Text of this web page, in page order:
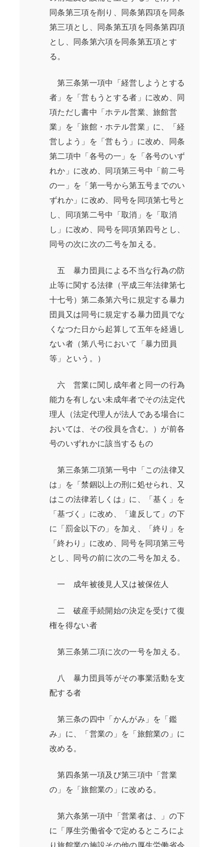
同条第三項を削り、同条第四項を同条
第三項とし、同条第五項を同条第四項
とし、同条第六項を同条第五項とす
る。
第三条第一項中「経営しようとする
者」を「営もうとする者」に改め、同
項ただし書中「ホテル営業、旅館営
業」を「旅館・ホテル営業」に、「経
営しよう」を「営もう」に改め、同条
第二項中「各号の一」を「各号のいず
れか」に改め、同項第三号中「前二号
の一」を「第一号から第五号までのい
ずれか」に改め、同号を同項第七号と
し、同項第二号中「取消」を「取消
し」に改め、同号を同項第四号とし、
同号の次に次の二号を加える。
五 暴力団員による不当な行為の防
止等に関する法律（平成三年法律第七
十七号）第二条第六号に規定する暴力
団員又は同号に規定する暴力団員でな
くなつた日から起算して五年を経過し
ない者（第八号において「暴力団員
等」という。）
六 営業に関し成年者と同一の行為
能力を有しない未成年者でその法定代
理人（法定代理人が法人である場合に
おいては、その役員を含む。）が前各
号のいずれかに該当するもの
第三条第二項第一号中「この法律又
は」を「禁錮以上の刑に処せられ、又
はこの法律若しくは」に、「基く」を
「基づく」に改め、「違反して」の下
に「罰金以下の」を加え、「終り」を
「終わり」に改め、同号を同項第三号
とし、同号の前に次の二号を加える。
一 成年被後見人又は被保佐人
二 破産手続開始の決定を受けて復
権を得ない者
第三条第二項に次の一号を加える。
八 暴力団員等がその事業活動を支
配する者
第三条の四中「かんがみ」を「鑑
み」に、「営業の」を「旅館業の」に
改める。
第四条第一項及び第三項中「営業
の」を「旅館業の」に改める。
第六条第一項中「営業者は、」の下
に「厚生労働省令で定めるところによ
り旅館業の施設その他の厚生労働省令